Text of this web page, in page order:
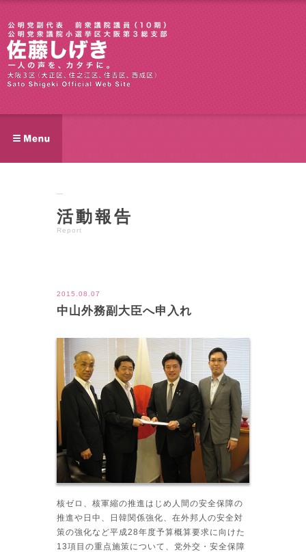
活動報告
Report
2015.08.07
中山外務副大臣へ申入れ
核ゼロ、核軍縮の推進はじめ人間の安全保障の
推進や日中、日韓関係強化、在外邦人の安全対
策の強化など平成28年度予算概算要求に向けた
13項目の重点施策について、党外交・安全保障